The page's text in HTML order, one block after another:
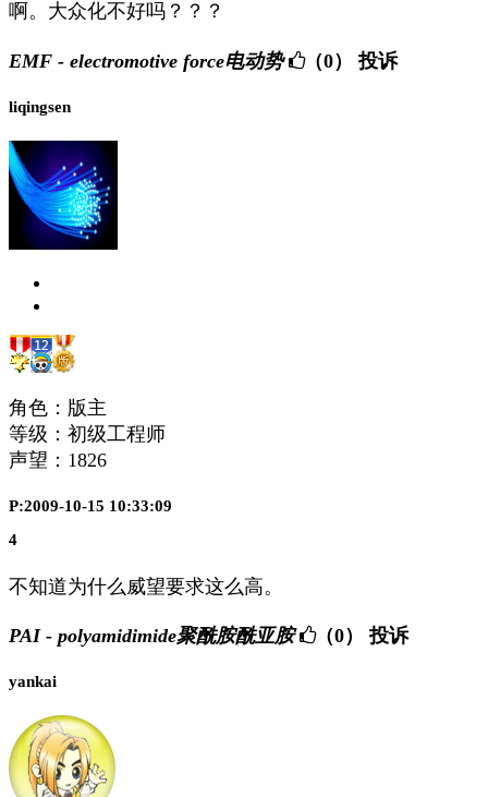
啊。大众化不好吗？？？
EMF - electromotive force电动势 （0） 投诉
liqingsen
角色：版主
等级：初级工程师
声望： 1826
P:2009-10-15 10:33:09
4
不知道为什么威望要求这么高。
PAI - polyamidimide聚酰胺酰亚胺 （0） 投诉
yankai